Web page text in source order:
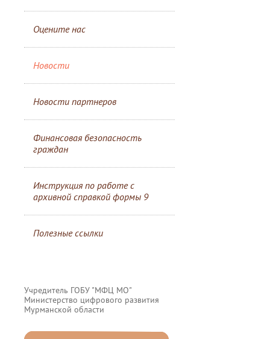
Оцените нас
Новости
Новости партнеров
Финансовая безопасность
граждан
Инструкция по работе с
архивной справкой формы 9
Полезные ссылки
Учредитель ГОБУ "МФЦ МО"
Министерство цифрового развития
Мурманской области